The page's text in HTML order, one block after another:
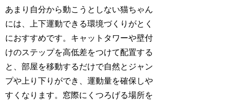
あまり自分から動こうとしない猫ちゃん
には、
上下運動できる環境づくり がとく
におすすめです。キャットタワーや壁付
けのステップを高低差をつけて配置する
と、部屋を移動するだけで自然とジャン
プや上り下りができ、運動量を確保しや
すくなります。窓際にくつろげる場所を